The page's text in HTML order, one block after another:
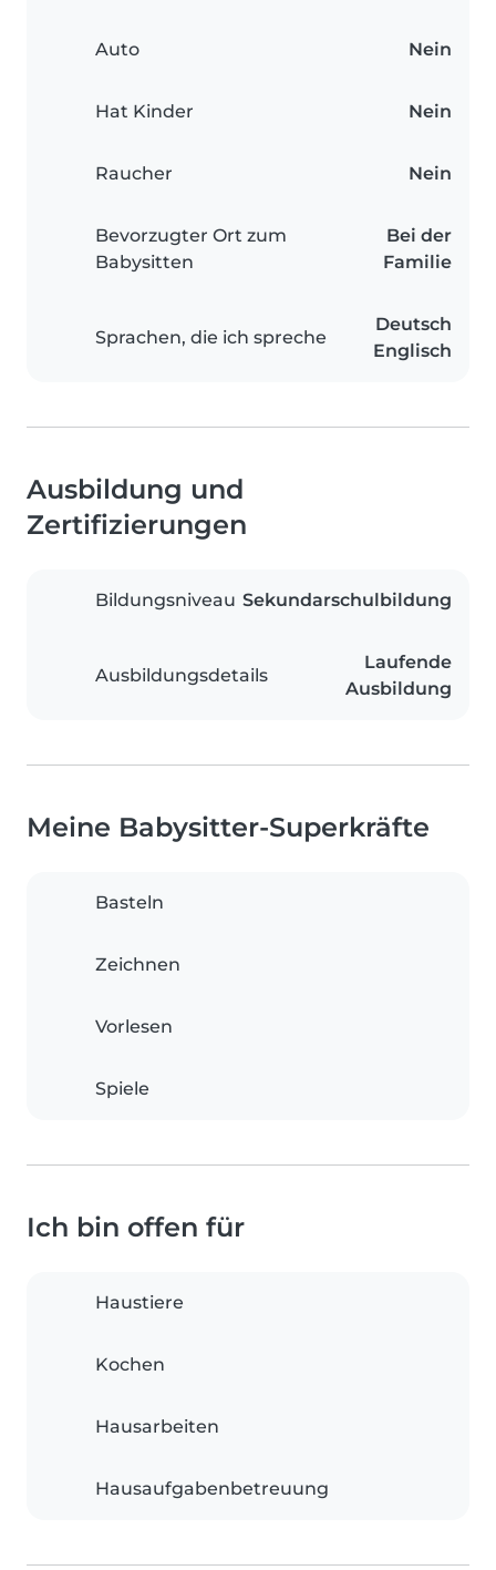
Auto Nein
Hat Kinder Nein
Raucher Nein
Bevorzugter Ort zum
Babysitten
Bei der
Familie
Sprachen, die ich spreche
Deutsch
Englisch
Ausbildung und
Zertifizierungen
Bildungsniveau Sekundarschulbildung
Ausbildungsdetails
Laufende
Ausbildung
Meine Babysitter-Superkräfte
Basteln
Zeichnen
Vorlesen
Spiele
Ich bin offen für
Haustiere
Kochen
Hausarbeiten
Hausaufgabenbetreuung